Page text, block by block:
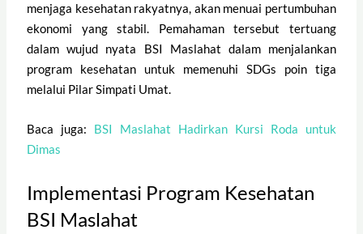
menjaga kesehatan rakyatnya, akan menuai pertumbuhan
ekonomi yang stabil. Pemahaman tersebut tertuang
dalam wujud nyata BSI Maslahat dalam menjalankan
program kesehatan untuk memenuhi SDGs poin tiga
melalui Pilar Simpati Umat.
Baca juga: BSI Maslahat Hadirkan Kursi Roda untuk
Dimas
Implementasi Program Kesehatan
BSI Maslahat